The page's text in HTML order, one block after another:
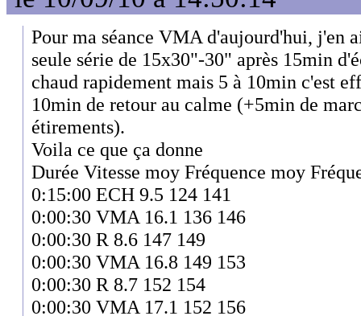
Pour ma séance VMA d'aujourd'hui, j'en
seule série de 15x30"-30" après 15min
chaud rapidement mais 5 à 10min c'est
10min de retour au calme (+5min de
étirements).
Voila ce que ça donne
Durée Vitesse moy Fréquence moy
0:15:00 ECH 9.5 124 141
0:00:30 VMA 16.1 136 146
0:00:30 R 8.6 147 149
0:00:30 VMA 16.8 149 153
0:00:30 R 8.7 152 154
0:00:30 VMA 17.1 152 156